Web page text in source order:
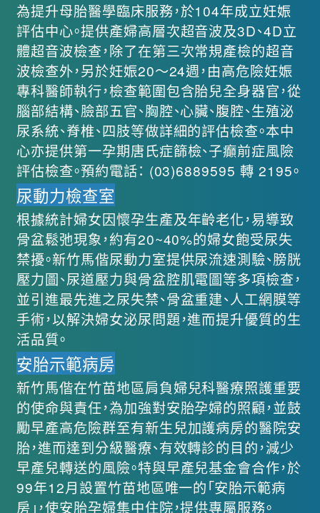
為提升母胎醫學臨床服務，於104年成立妊娠
評估中心。提供產婦高層次超音波及3D、4D立
體超音波檢查，除了在第三次常規產檢的超音
波檢查外，另於妊娠20～24週，由高危險妊娠
專科醫師執行，檢查範圍包含胎兒全身器官，從
腦部結構、臉部五官、胸腔、心臟、腹腔、生殖泌
尿系統、脊椎、四肢等做詳細的評估檢查。本中
心亦提供第一孕期唐氏症篩檢、子癲前症風險
評估檢查。預約電話： (03)6889595 轉 2195。
尿動力檢查室
根據統計婦女因懷孕生產及年齡老化，易導致
骨盆鬆弛現象，約有20~40%的婦女飽受尿失
禁擾。新竹馬偕尿動力室提供尿流速測驗、膀胱
壓力圖、尿道壓力與骨盆腔肌電圖等多項檢查，
並引進最先進之尿失禁、骨盆重建、人工網膜等
手術，以解決婦女泌尿問題，進而提升優質的生
活品質。
安胎示範病房
新竹馬偕在竹苗地區肩負婦兒科醫療照護重要
的使命與責任，為加強對安胎孕婦的照顧，並鼓
勵早產高危險群至有新生兒加護病房的醫院安
胎，進而達到分級醫療、有效轉診的目的，減少
早產兒轉送的風險。特與早產兒基金會合作，於
99年12月設置竹苗地區唯一的「安胎示範病
房」，使安胎孕婦集中住院，提供專屬服務。